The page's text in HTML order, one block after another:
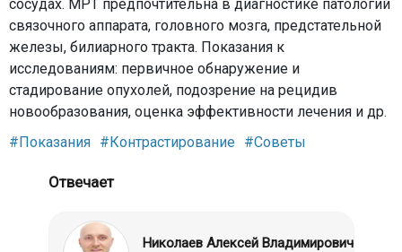
сосудах. МРТ предпочтительна в диагностике патологий
связочного аппарата, головного мозга, предстательной
железы, билиарного тракта. Показания к
исследованиям: первичное обнаружение и
стадирование опухолей, подозрение на рецидив
новообразования, оценка эффективности лечения и др.
#Показания #Контрастирование #Советы
Отвечает
Николаев Алексей Владимирович